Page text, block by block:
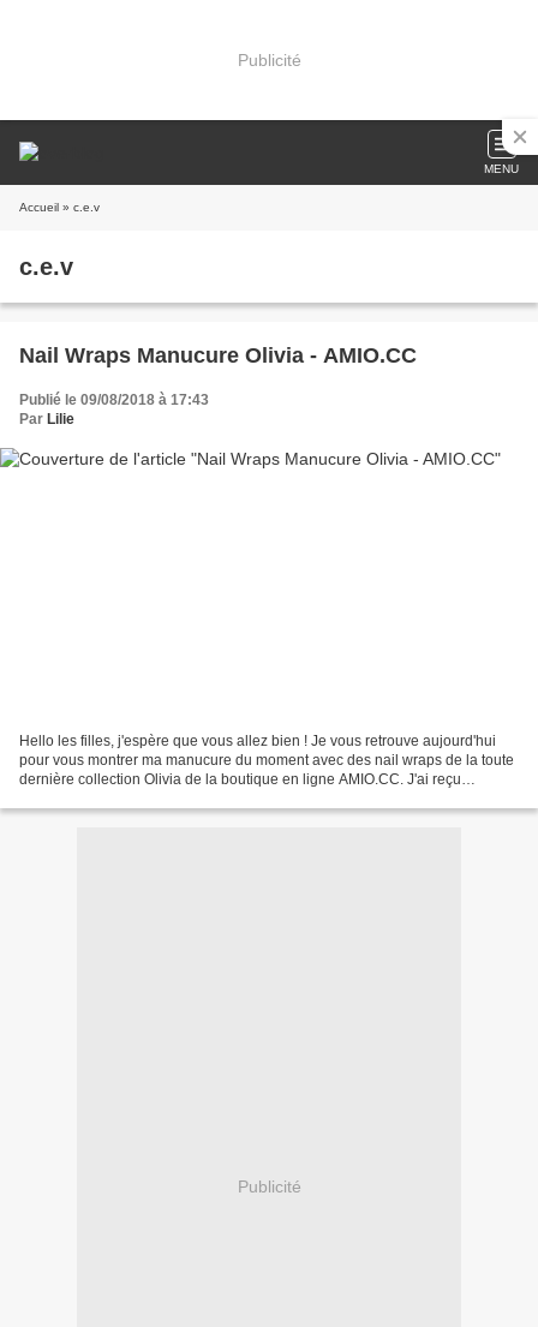
Publicité
MENU
Accueil » c.e.v
c.e.v
Nail Wraps Manucure Olivia - AMIO.CC
Publié le 09/08/2018 à 17:43
Par Lilie
Hello les filles, j'espère que vous allez bien ! Je vous retrouve aujourd'hui
pour vous montrer ma manucure du moment avec des nail wraps de la toute
dernière collection Olivia de la boutique en ligne AMIO.CC. J'ai reçu
Publicité